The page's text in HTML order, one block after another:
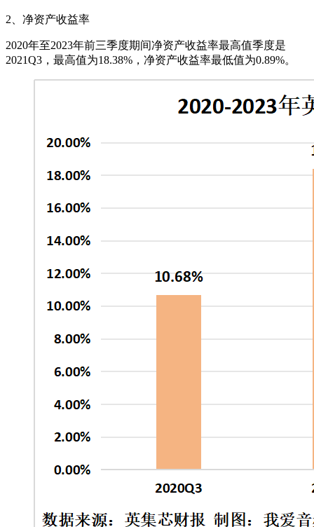
2、净资产收益率
2020年至2023年前三季度期间净资产收益率最高值季度是
2021Q3，最高值为18.38%，净资产收益率最低值为0.89%。